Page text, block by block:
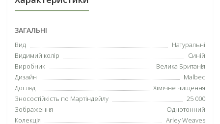
ЗАГАЛЬНІ
Вид
Натуральні
Видимий колір
Синій
Виробник
Велика Британія
Дизайн
Malbec
Догляд
Хімічне чищення
Зносостійкість по Мартіндейлу
25 000
Зображення
Однотонний
Колекція
Arley Weaves